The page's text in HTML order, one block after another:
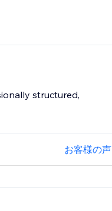
structured,
お客様の声